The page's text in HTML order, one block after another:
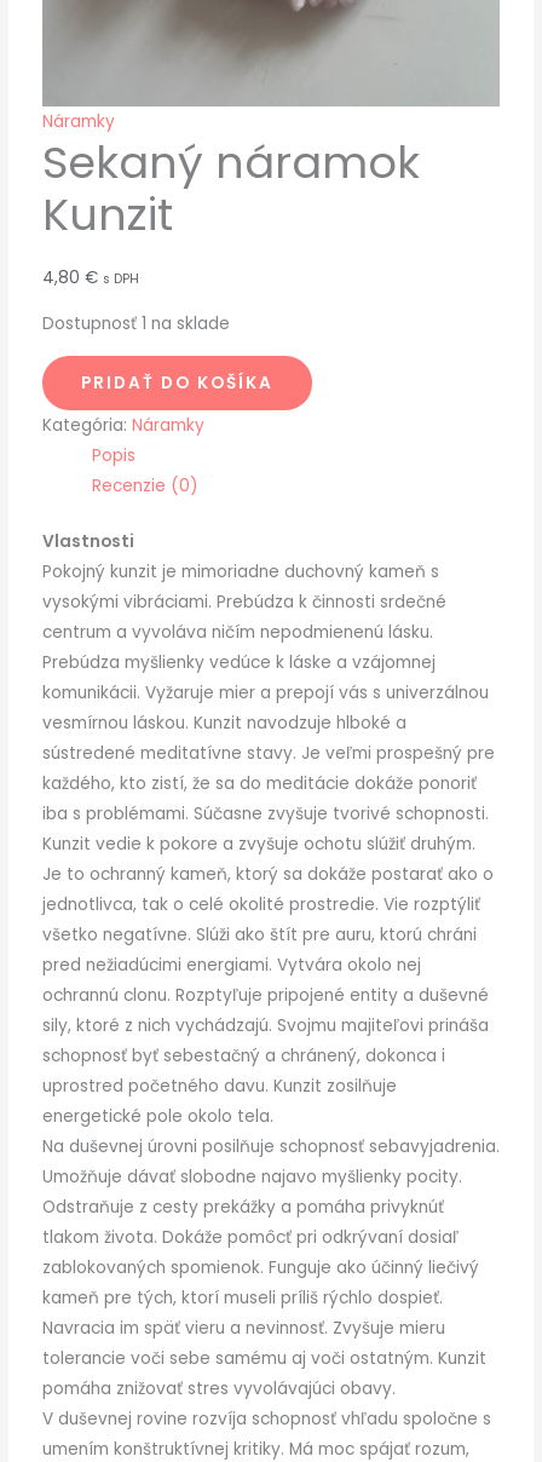
Náramky
Sekaný náramok
Kunzit
4,80 € s DPH
Dostupnosť 1 na sklade
PRIDAŤ DO KOŠÍKA
Kategória: Náramky
Popis
Recenzie (0)
Vlastnosti
Pokojný kunzit je mimoriadne duchovný kameň s
vysokými vibráciami. Prebúdza k činnosti srdečné
centrum a vyvoláva ničím nepodmienenú lásku.
Prebúdza myšlienky vedúce k láske a vzájomnej
komunikácii. Vyžaruje mier a prepojí vás s univerzálnou
vesmírnou láskou. Kunzit navodzuje hlboké a
sústredené meditatívne stavy. Je veľmi prospešný pre
každého, kto zistí, že sa do meditácie dokáže ponoriť
iba s problémami. Súčasne zvyšuje tvorivé schopnosti.
Kunzit vedie k pokore a zvyšuje ochotu slúžiť druhým.
Je to ochranný kameň, ktorý sa dokáže postarať ako o
jednotlivca, tak o celé okolité prostredie. Vie rozptýliť
všetko negatívne. Slúži ako štít pre auru, ktorú chráni
pred nežiadúcimi energiami. Vytvára okolo nej
ochrannú clonu. Rozptyľuje pripojené entity a duševné
sily, ktoré z nich vychádzajú. Svojmu majiteľovi prináša
schopnosť byť sebestačný a chránený, dokonca i
uprostred početného davu. Kunzit zosilňuje
energetické pole okolo tela.
Na duševnej úrovni posilňuje schopnosť sebavyjadrenia.
Umožňuje dávať slobodne najavo myšlienky pocity.
Odstraňuje z cesty prekážky a pomáha privyknúť
tlakom života. Dokáže pomôcť pri odkrývaní dosiaľ
zablokovaných spomienok. Funguje ako účinný liečivý
kameň pre tých, ktorí museli príliš rýchlo dospieť.
Navracia im späť vieru a nevinnosť. Zvyšuje mieru
tolerancie voči sebe samému aj voči ostatným. Kunzit
pomáha znižovať stres vyvolávajúci obavy.
V duševnej rovine rozvíja schopnosť vhľadu spoločne s
umením konštruktívnej kritiky. Má moc spájať rozum,